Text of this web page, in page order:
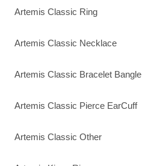
Artemis Classic Ring
Artemis Classic Necklace
Artemis Classic Bracelet Bangle
Artemis Classic Pierce EarCuff
Artemis Classic Other